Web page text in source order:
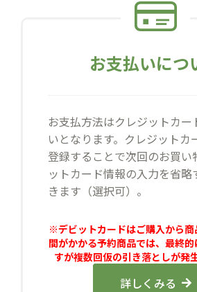
お支払いにつ
お支払方法はクレジットカー
いとなります。クレジットカ
登録することで次回のお買い
ットカード情報の入力を省略
きます（選択可）。
※デビットカードはご購入から
間がかかる予約商品では、最終
すが複数回仮の引き落としが発
詳しくみる